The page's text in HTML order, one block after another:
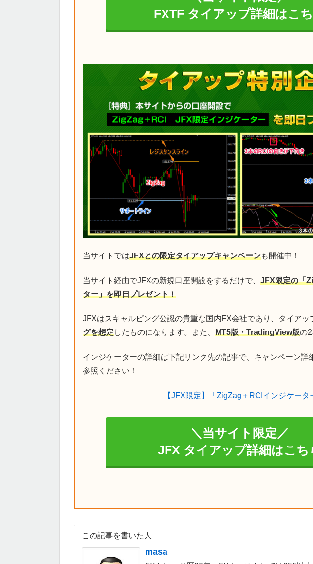
FXTF タイアップ詳細はこ
当サイトではJFXとの限定タイアップキャンペーンも開催中！
当サイト経由でJFXの新規口座開設をするだけで、 JFX限定の「
ター」を即日プレゼント！
JFXはスキャルピング公認の貴重な国内FX会社であり、タイアッ
グを想定したものになります。また、 MT5版・TradingView版の2
インジケーターの詳細は下記リンク先の記事で、キャンペーン詳
参照ください！
【JFX限定】「ZigZag＋RCIインジケータ
＼当サイト限定／
JFX タイアップ詳細はこち
この記事を書いた人
masa